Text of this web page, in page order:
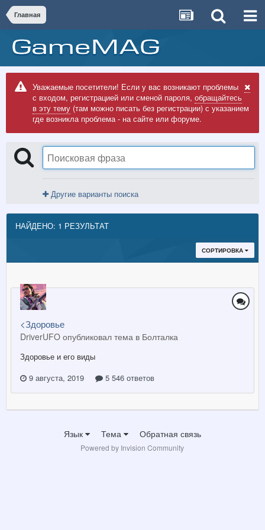
Главная
Уважаемые посетители! Если у вас возникают проблемы
с входом, регистрацией или сменой пароля, обращайтесь
в эту тему (там можно писать без регистрации) с указанием
где возникла проблема - на сайте или форуме.
Другие варианты поиска
НАЙДЕНО: 1 РЕЗУЛЬТАТ
СОРТИРОВКА
<Здоровье
DriverUFO опубликовал тема в Болталка
Здоровье и его виды
9 августа, 2019
5 546 ответов
Язык Тема Обратная связь
Powered by Invision Community